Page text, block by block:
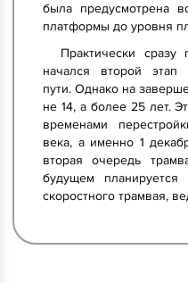
была предусмотрена
платформы до уровня
Практически
начался второй этап
пути. Однако на
не 14, а более 25 лет.
временами
века, а именно 1
вторая очередь
будущем планируется
скоростного трамвая,